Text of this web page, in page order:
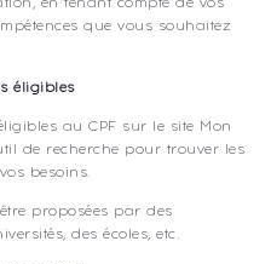
en tenant compte de vos
que vous souhaitez
éligibles
au CPF sur le site Mon
de recherche pour trouver les
besoins.
proposées par des
des écoles, etc.